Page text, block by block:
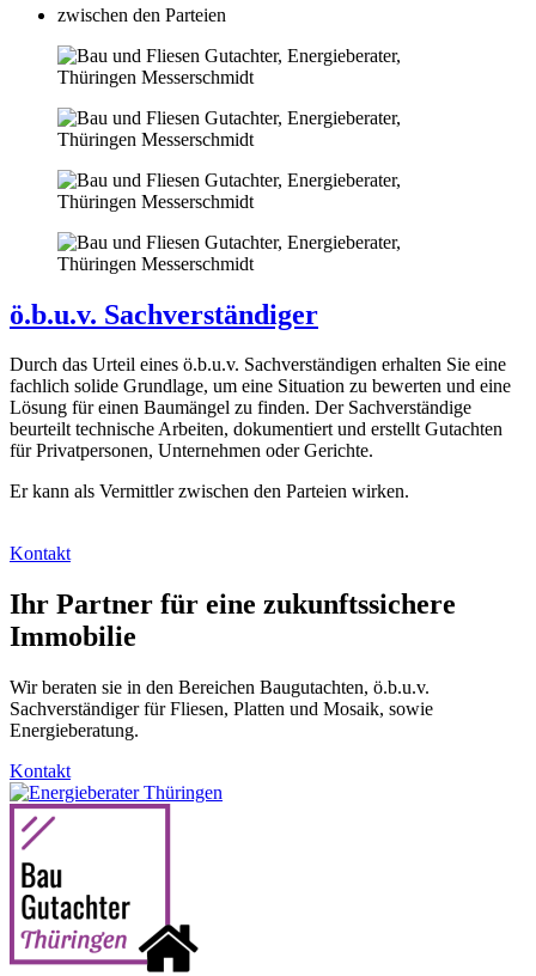
zwischen den Parteien
ö.b.u.v. Sachverständiger
Durch das Urteil eines ö.b.u.v. Sachverständigen erhalten Sie eine
fachlich solide Grundlage, um eine Situation zu bewerten und eine
Lösung für einen Baumängel zu finden. Der Sachverständige
beurteilt technische Arbeiten, dokumentiert und erstellt Gutachten
für Privatpersonen, Unternehmen oder Gerichte.
Er kann als Vermittler zwischen den Parteien wirken.
Kontakt
Ihr Partner für eine zukunftssichere
Immobilie
Wir beraten sie in den Bereichen Baugutachten, ö.b.u.v.
Sachverständiger für Fliesen, Platten und Mosaik, sowie
Energieberatung.
Kontakt